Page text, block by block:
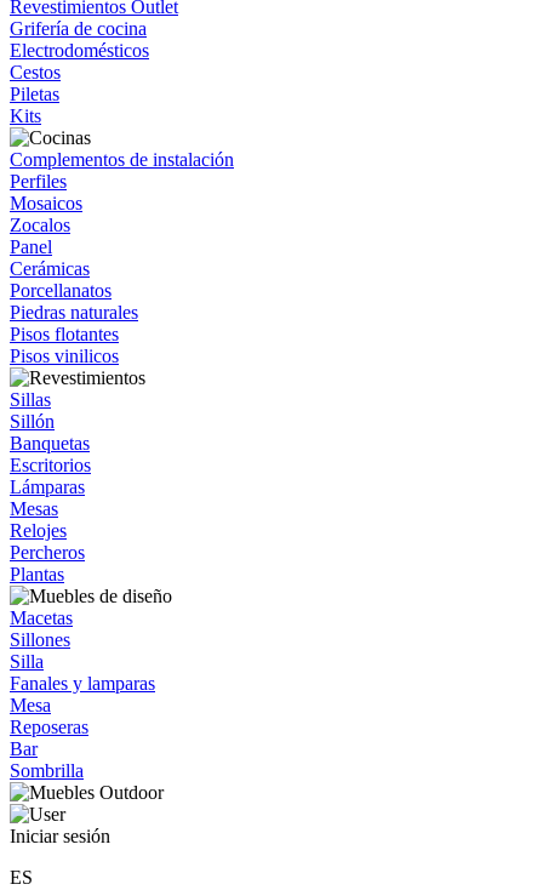
Revestimientos Outlet
Grifería de cocina
Electrodomésticos
Cestos
Piletas
Kits
Complementos de instalación
Perfiles
Mosaicos
Zocalos
Panel
Cerámicas
Porcellanatos
Piedras naturales
Pisos flotantes
Pisos vinilicos
Sillas
Sillón
Banquetas
Escritorios
Lámparas
Mesas
Relojes
Percheros
Plantas
Macetas
Sillones
Silla
Fanales y lamparas
Mesa
Reposeras
Bar
Sombrilla
Iniciar sesión
ES